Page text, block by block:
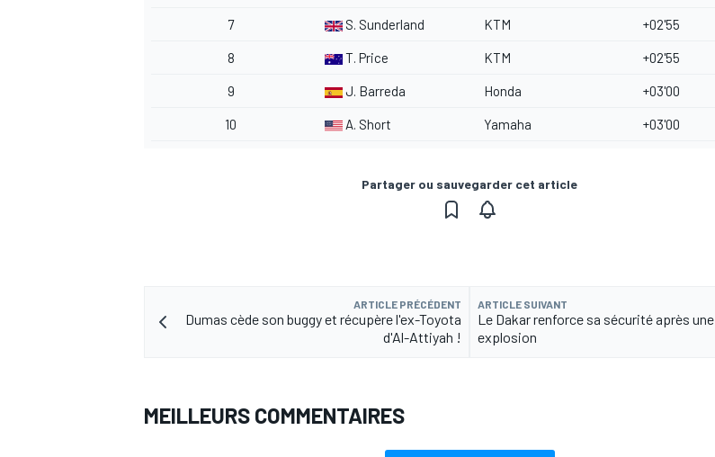
7 S. Sunderland KTM +02'55
8 T. Price KTM +02'55
9 J. Barreda Honda +03'00
10 A. Short Yamaha +03'00
Partager ou sauvegarder cet article
ARTICLE PRÉCÉDENT
Dumas cède son buggy et récupère l'ex-Toyota
d'Al-Attiyah !
ARTICLE SUIVANT
Le Dakar renforce sa sécurité après une
explosion
MEILLEURS COMMENTAIRES